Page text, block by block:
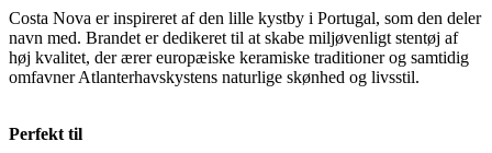
Costa Nova er inspireret af den lille kystby i Portugal, som den deler
navn med. Brandet er dedikeret til at skabe miljøvenligt stentøj af
høj kvalitet, der ærer europæiske keramiske traditioner og samtidig
omfavner Atlanterhavskystens naturlige skønhed og livsstil.
Perfekt til